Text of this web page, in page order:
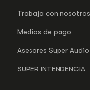
Trabaja con nosotros
Medios de pago
Asesores Super Audio
SUPER INTENDENCIA